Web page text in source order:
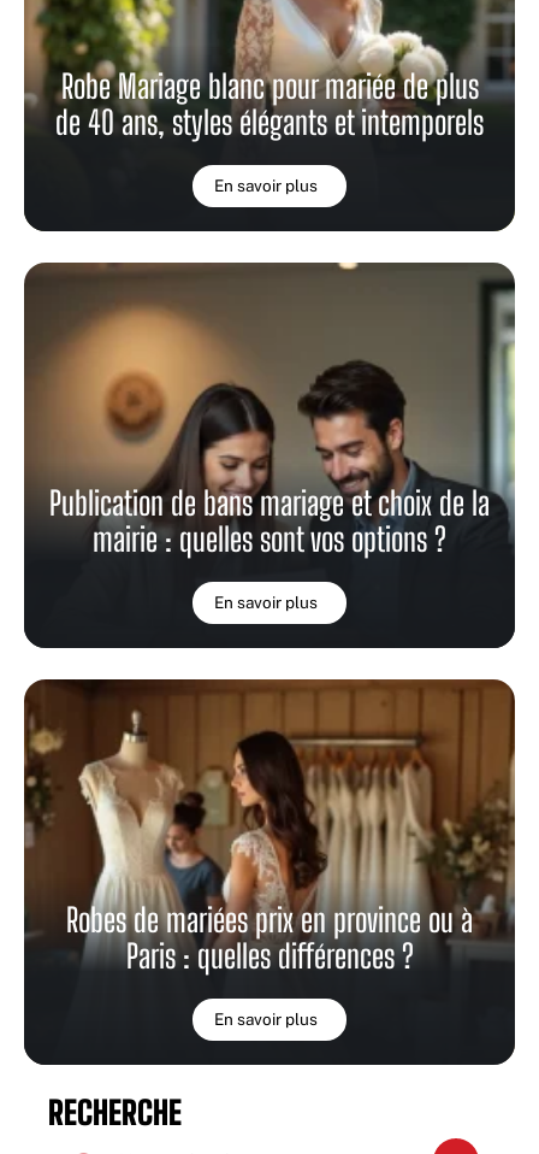
Robe Mariage blanc pour mariée de plus
de 40 ans, styles élégants et intemporels
En savoir plus
Publication de bans mariage et choix de la
mairie : quelles sont vos options ?
En savoir plus
Robes de mariées prix en province ou à
Paris : quelles différences ?
En savoir plus
RECHERCHE